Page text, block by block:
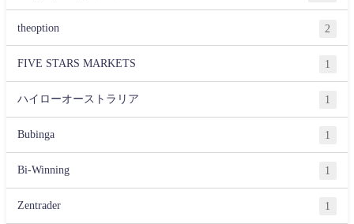
theoption 2
FIVE STARS MARKETS 1
ハイローオーストラリア 1
Bubinga 1
Bi-Winning 1
Zentrader 1